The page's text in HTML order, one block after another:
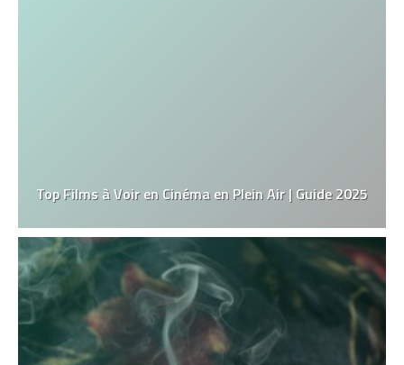
Top Films à Voir en Cinéma en Plein Air | Guide 2025